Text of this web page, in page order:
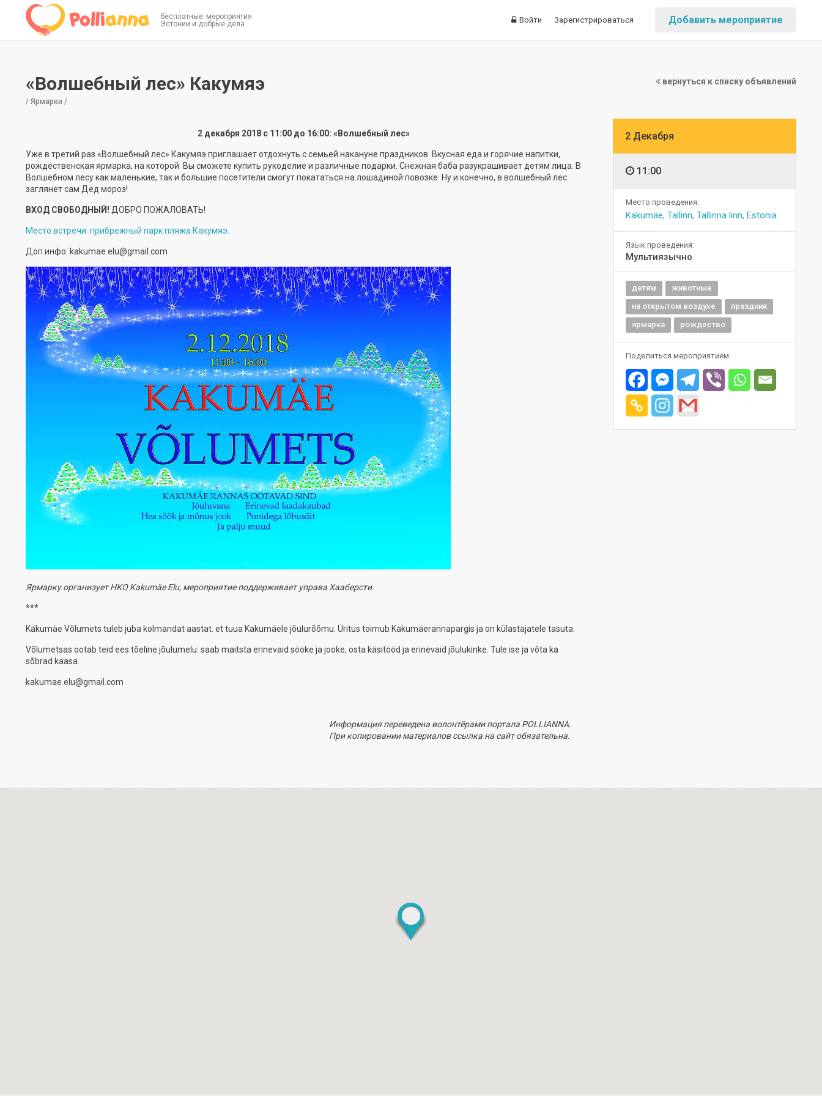
бесплатные мероприятия
Эстонии и добрые дела
Войти Зарегистрироваться Добавить мероприятие
вернуться к списку объявлений
«Волшебный лес» Какумяэ
/ Ярмарки /
2 декабря 2018 с 11:00 до 16:00: «Волшебный лес»
Уже в третий раз «Волшебный лес» Какумяэ приглашает отдохнуть с семьей накануне праздников. Вкусная еда и горячие напитки,
рождественская ярмарка, на которой Вы сможете купить рукоделие и различные подарки. Снежная баба разукрашивает детям лица. В
Волшебном лесу как маленькие, так и большие посетители смогут покататься на лошадиной повозке. Ну и конечно, в волшебный лес
заглянет сам Дед мороз!
ВХОД СВОБОДНЫЙ! ДОБРО ПОЖАЛОВАТЬ!
Место встречи: прибрежный парк пляжа Какумяэ.
Доп.инфо: kakumae.elu@gmail.com
Ярмарку организует НКО Kakumäe Elu, мероприятие поддерживает управа Хааберсти.
***
Kakumäe Võlumets tuleb juba kolmandat aastat. et tuua Kakumäele jõulurõõmu. Üritus toimub Kakumäerannapargis ja on külastajatele tasuta.
Võlumetsas ootab teid ees tõeline jõulumelu: saab maitsta erinevaid sööke ja jooke, osta käsitööd ja erinevaid jõulukinke. Tule ise ja võta ka
sõbrad kaasa.
kakumae.elu@gmail.com
Информация переведена волонтёрами портала POLLIANNA.
При копировании материалов ссылка на сайт обязательна.
2 Декабря
11:00
Место проведения:
Kakumäe, Tallinn, Tallinna linn, Estonia
Язык проведения:
Мультиязычно
детям
животные
на открытом воздухе
праздник
ярмарка
рождество
Поделиться мероприятием: